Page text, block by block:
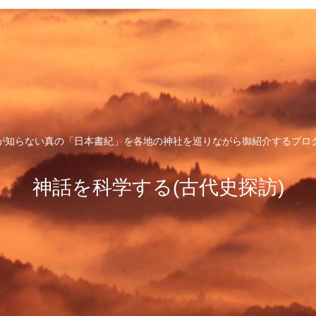
知らない真の「日本書紀」を各地の神社を巡りながら御紹介するブロ
神話を科学する(古代史探訪)